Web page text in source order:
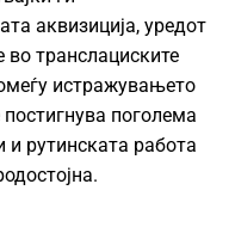
аквизиција, уредот
транслациските
истражувањето
поголема
рутинската работа